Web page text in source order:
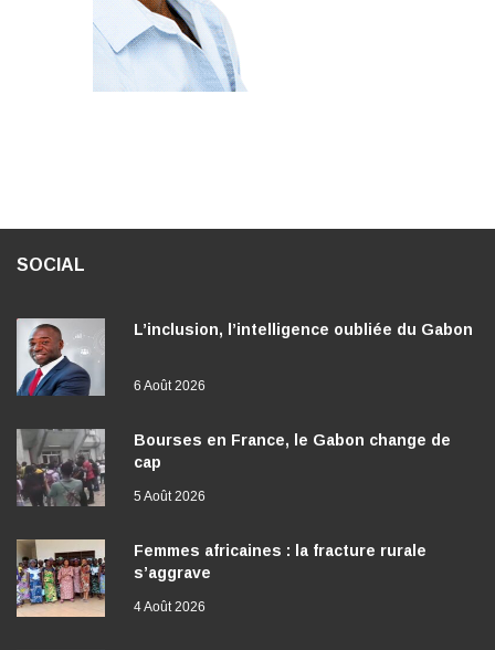
SOCIAL
L’inclusion, l’intelligence oubliée du Gabon
6 Août 2026
Bourses en France, le Gabon change de
cap
5 Août 2026
Femmes africaines : la fracture rurale
s’aggrave
4 Août 2026